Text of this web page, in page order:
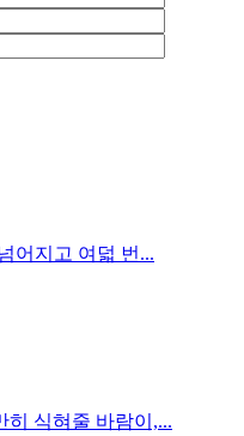
어지고 여덟 번...
히 식혀줄 바람이,...